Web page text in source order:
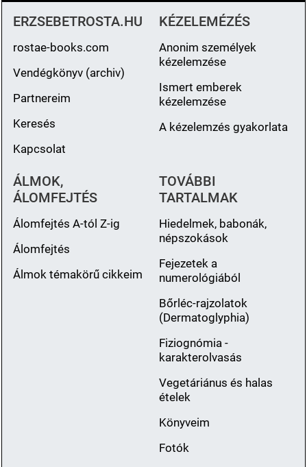
ERZSEBETROSTA.HU
rostae-books.com
Vendégkönyv (archiv)
Partnereim
Keresés
Kapcsolat
KÉZELEMÉZÉS
Anonim személyek
kézelemzése
Ismert emberek
kézelemzése
A kézelemzés gyakorlata
ÁLMOK,
ÁLOMFEJTÉS
Álomfejtés A-tól Z-ig
Álomfejtés
Álmok témakörű cikkeim
TOVÁBBI
TARTALMAK
Hiedelmek, babonák,
népszokások
Fejezetek a
numerológiából
Bőrléc-rajzolatok
(Dermatoglyphia)
Fiziognómia -
karakterolvasás
Vegetáriánus és halas
ételek
Könyveim
Fotók